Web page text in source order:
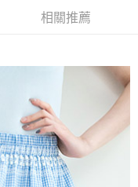
截止日，確認付款後即完
付你分期系統評分，恕無
每月結算日後寄送繳費提
台灣大直營門市／銀行轉
。
跳轉至「AFTEE先享後付」
成結帳。
連結，可透過四大超商／
相關推薦